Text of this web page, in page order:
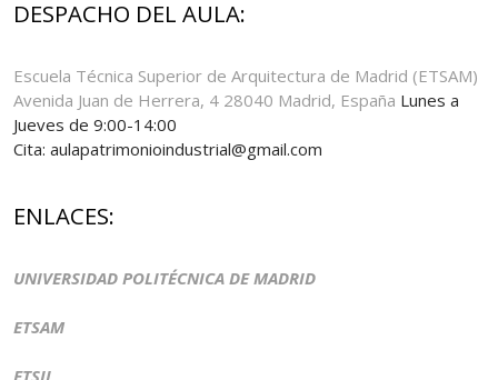
DESPACHO DEL AULA:
Escuela Técnica Superior de Arquitectura de Madrid (ETSAM)
Avenida Juan de Herrera, 4 28040 Madrid, España Lunes a
Jueves de 9:00-14:00
Cita: aulapatrimonioindustrial@gmail.com
ENLACES:
UNIVERSIDAD POLITÉCNICA DE MADRID
ETSAM